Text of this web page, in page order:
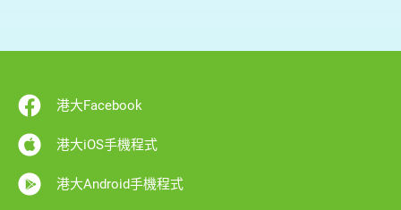
港大Facebook
港大iOS手機程式
港大Android手機程式